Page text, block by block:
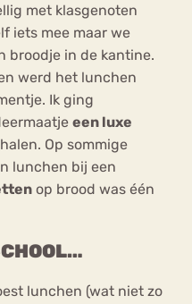
met klasgenoten
iets mee maar we
broodje in de kantine.
werd het lunchen
Ik ging
een luxe
halen. Op sommige
lunchen bij een
op brood was één
lunchen (wat niet zo